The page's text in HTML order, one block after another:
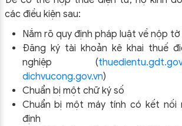
các điều kiện sau:
Nắm rõ quy định pháp luật về nộp
Đăng ký tài khoản kê khai thuế
nghiệp (
dichvucong.gov.vn)
Chuẩn bị một chữ ký số
Chuẩn bị một máy tính có kết nối
định